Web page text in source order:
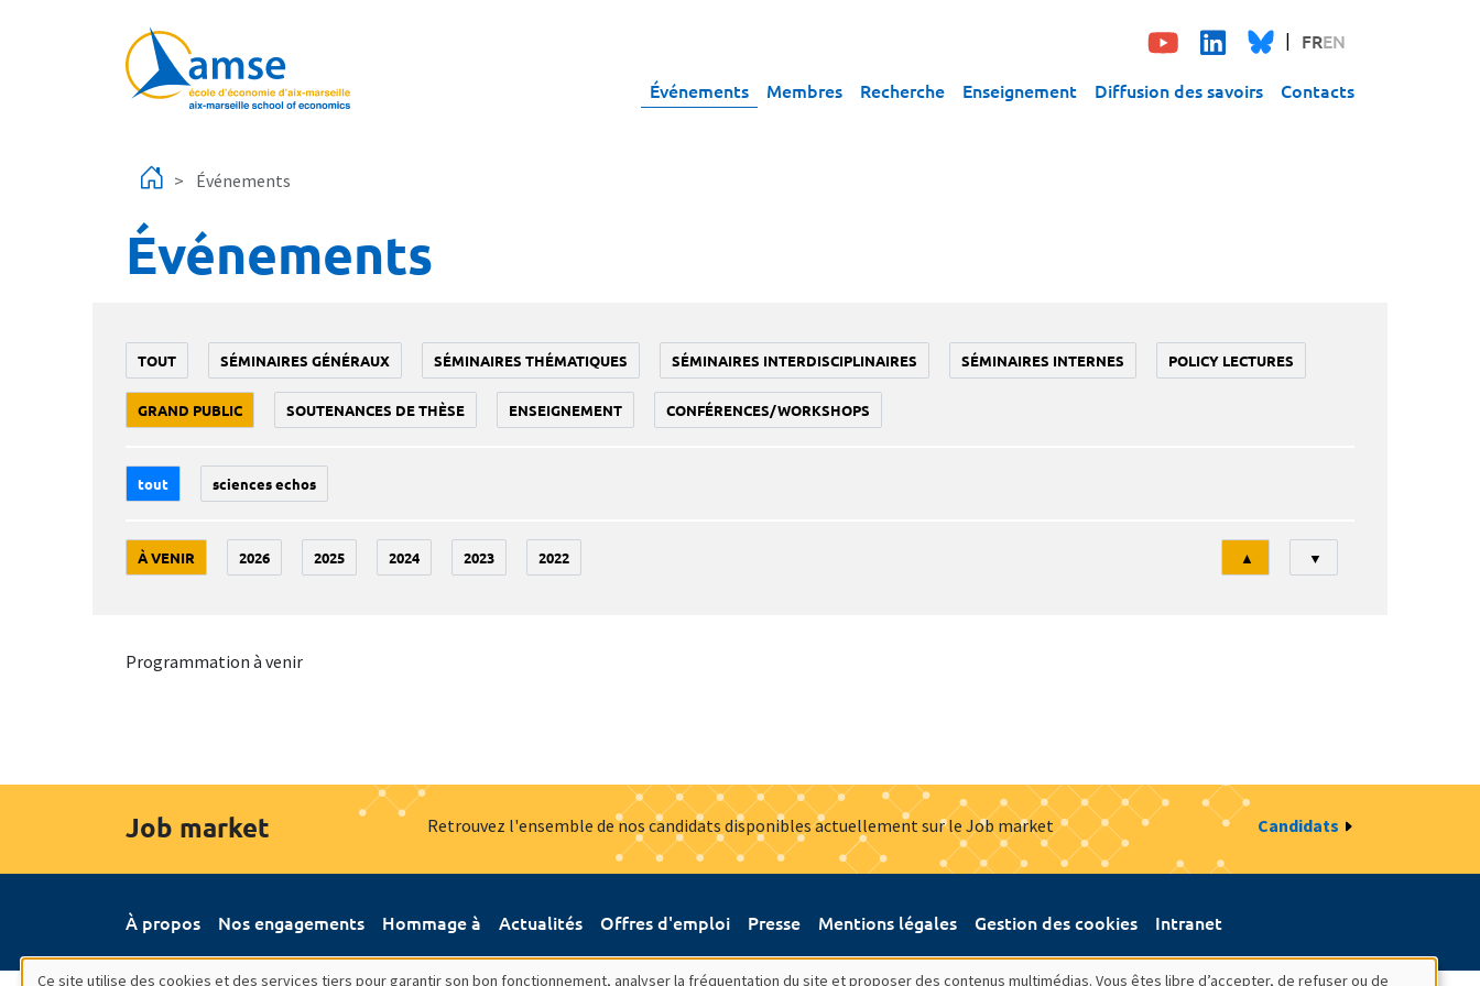
FREN
Événements Membres Recherche Enseignement Diffusion des savoirs Contacts
Événements
Événements
TOUT SÉMINAIRES GÉNÉRAUX SÉMINAIRES THÉMATIQUES SÉMINAIRES INTERDISCIPLINAIRES SÉMINAIRES INTERNES POLICY LECTURES
GRAND PUBLIC SOUTENANCES DE THÈSE ENSEIGNEMENT CONFÉRENCES/WORKSHOPS
tout sciences echos
À VENIR 2026 2025 2024 2023 2022
Tri
▲ ▼
Programmation à venir
Job market Retrouvez l'ensemble de nos candidats disponibles actuellement sur le Job market Candidats
À propos Nos engagements Hommage à Actualités Offres d'emploi Presse Mentions légales Gestion des cookies Intranet
Ce site utilise des cookies et des services tiers pour garantir son bon fonctionnement, analyser la fréquentation du site et proposer des contenus multimédias. Vous êtes libre d’accepter, de refuser ou de